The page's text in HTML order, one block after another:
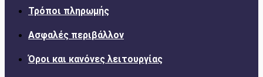
Τρόποι πληρωμής
Ασφαλές περιβάλλον
Όροι και κανόνες λειτουργίας